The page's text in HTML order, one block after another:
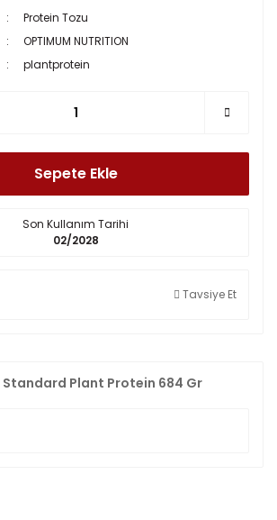
Plant Protein 684 Gr
Protein Tozu
OPTIMUM NUTRITION
plantprotein
Sepete Ekle
Son Kullanım Tarihi
02/2028
Tavsiye Et